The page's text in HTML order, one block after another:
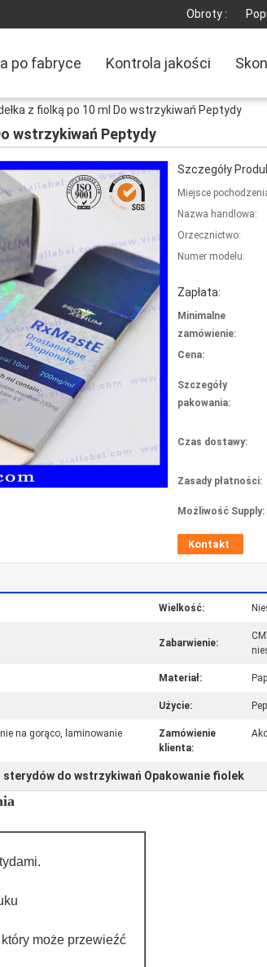
Obroty :
po fabryce Kontrola jakości
z fiolką po 10 ml Do wstrzykiwań Peptydy
wstrzykiwań Peptydy
Szczegóły
Miejsce
Nazwa handlowa:
Orzecznictwo:
Numer modelu:
Zapłata:
Minimalne
zamówienie:
Cena:
Szczegóły
pakowania:
Czas dostawy:
Zasady płatności:
Możliwość Supply:
Kontakt
Wielkość:
Zabarwienie:
Materiał:
Użycie:
na gorąco, laminowanie
Zamówienie
klienta:
sterydów do wstrzykiwań Opakowanie fiolek
może przewieźć